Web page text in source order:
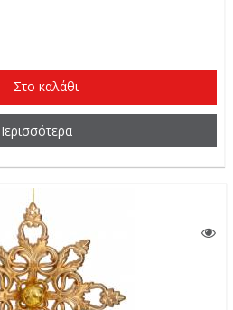
Στο καλάθι